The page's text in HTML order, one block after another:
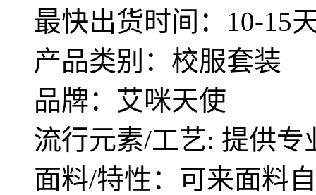
最快出货时间：10-15
产品类别：校服套装
品牌：艾咪天使
流行元素/工艺: 提供专
面料/特性：可来面料